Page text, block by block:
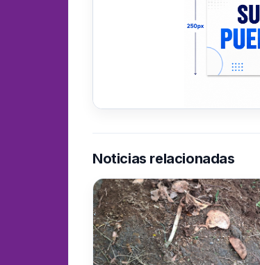
Noticias relacionadas